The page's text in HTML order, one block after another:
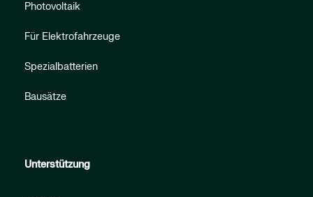
Photovoltaik
Für Elektrofahrzeuge
Spezialbatterien
Bausätze
Unterstützung